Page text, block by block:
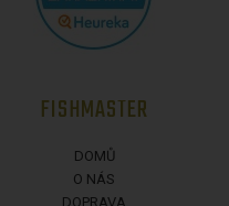
FISHMASTER
DOMŮ
O NÁS
DOPRAVA